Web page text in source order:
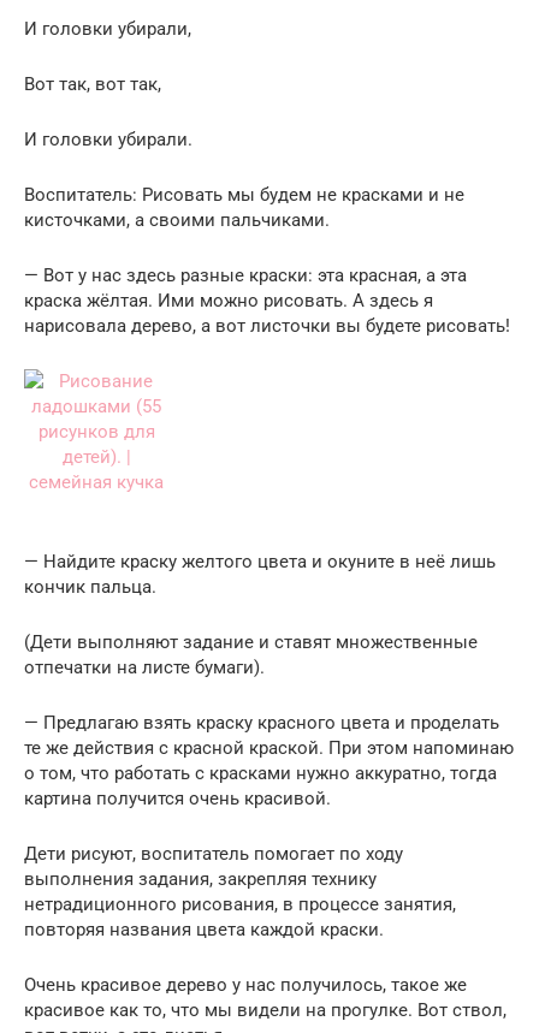
И головки убирали,
Вот так, вот так,
И головки убирали.
Воспитатель: Рисовать мы будем не красками и не
кисточками, а своими пальчиками.
— Вот у нас здесь разные краски: эта красная, а эта
краска жёлтая. Ими можно рисовать. А здесь я
нарисовала дерево, а вот листочки вы будете рисовать!
— Найдите краску желтого цвета и окуните в неё лишь
кончик пальца.
(Дети выполняют задание и ставят множественные
отпечатки на листе бумаги).
— Предлагаю взять краску красного цвета и проделать
те же действия с красной краской. При этом напоминаю
о том, что работать с красками нужно аккуратно, тогда
картина получится очень красивой.
Дети рисуют, воспитатель помогает по ходу
выполнения задания, закрепляя технику
нетрадиционного рисования, в процессе занятия,
повторяя названия цвета каждой краски.
Очень красивое дерево у нас получилось, такое же
красивое как то, что мы видели на прогулке. Вот ствол,